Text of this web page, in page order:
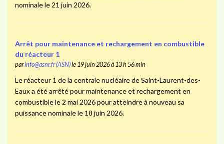
nominale le 21 juin 2026.
Arrêt pour maintenance et rechargement en combustible
du réacteur 1
parinfo@asnr.fr (ASN)le 19 juin 2026 à 13 h 56 min
Le réacteur 1 de la centrale nucléaire de Saint-Laurent-des-
Eaux a été arrêté pour maintenance et rechargement en
combustible le 2 mai 2026 pour atteindre à nouveau sa
puissance nominale le 18 juin 2026.